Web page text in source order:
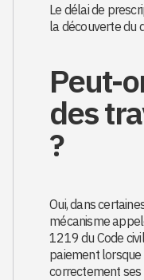
Le délai de
la découverte du
Peut-
des
?
Oui, dans
mécanisme
1219 du Code
paiement
correctement ses